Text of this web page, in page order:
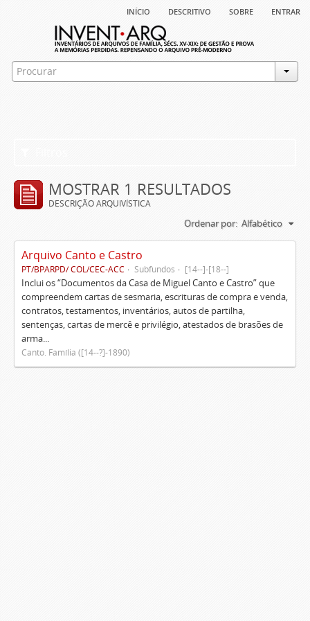
início descritivo sobre entrar
MOSTRAR 1 RESULTADOS
DESCRIÇÃO ARQUIVÍSTICA
Ordenar por: Alfabético
Arquivo Canto e Castro
PT/BPARPD/ COL/CEC-ACC Subfundos [14--]-[18--]
Inclui os “Documentos da Casa de Miguel Canto e Castro” que
compreendem cartas de sesmaria, escrituras de compra e venda,
contratos, testamentos, inventários, autos de partilha,
sentenças, cartas de mercê e privilégio, atestados de brasões de
arma...
Canto. Família ([14--?]-1890)